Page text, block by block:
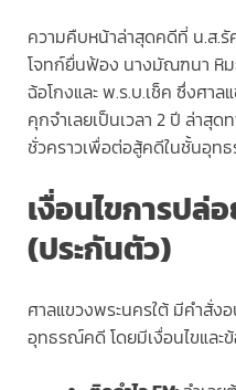
ความคืบหน้าล่าสุดคดีที่ น.ส.
โจทก์ยื่นฟ้อง นางมัณฑนา หิม
ฉ้อโกงและ พ.ร.บ.เช็ค ซึ่งศา
คุกจำเลยเป็นเวลา 2 ปี ล่าสุ
ชั่วคราวเพื่อต่อสู้คดีในชั้นอุท
เงื่อนไขการปล่
(ประกันตัว)
ศาลแขวงพระนครใต้ มีคำสั่ง
อุทธรณ์คดี โดยมีเงื่อนไขและ